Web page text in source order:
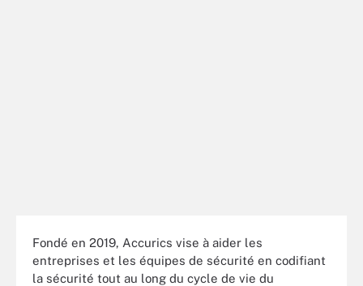
Fondé en 2019, Accurics vise à aider les
entreprises et les équipes de sécurité en codifiant
la sécurité tout au long du cycle de vie du